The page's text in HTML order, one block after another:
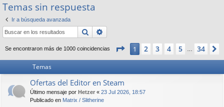
pi
do
s
Temas sin respuesta
Ir a búsqueda avanzada
Buscar
Se encontraron más de 1000 coincidencias Página de 34
1 2 3 4 5 34
Temas
Ofertas del Editor en Steam
Último mensaje por Hetzer « 23 Jul 2026, 18:57
Publicado en Matrix / Slitherine